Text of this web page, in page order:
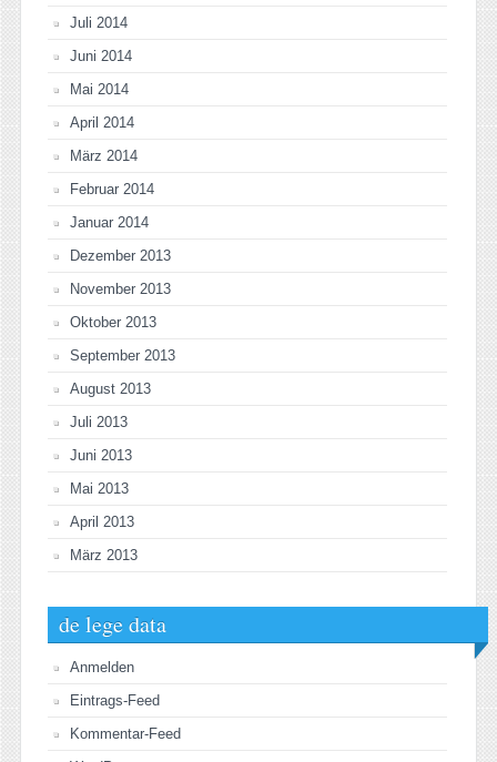
Juli 2014
Juni 2014
Mai 2014
April 2014
März 2014
Februar 2014
Januar 2014
Dezember 2013
November 2013
Oktober 2013
September 2013
August 2013
Juli 2013
Juni 2013
Mai 2013
April 2013
März 2013
de lege data
Anmelden
Eintrags-Feed
Kommentar-Feed